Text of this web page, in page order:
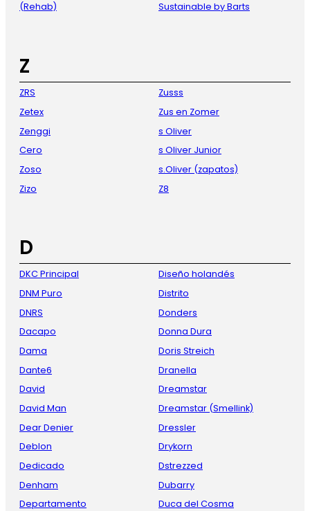
(Rehab)
Sustainable by Barts
Z
ZRS
Zetex
Zenggi
Cero
Zoso
Zizo
Zusss
Zus en Zomer
s Oliver
s Oliver Junior
s.Oliver (zapatos)
Z8
D
DKC Principal
DNM Puro
DNRS
Dacapo
Dama
Dante6
David
David Man
Dear Denier
Deblon
Dedicado
Denham
Departamento
Diseño holandés
Distrito
Donders
Donna Dura
Doris Streich
Dranella
Dreamstar
Dreamstar (Smellink)
Dressler
Drykorn
Dstrezzed
Dubarry
Duca del Cosma